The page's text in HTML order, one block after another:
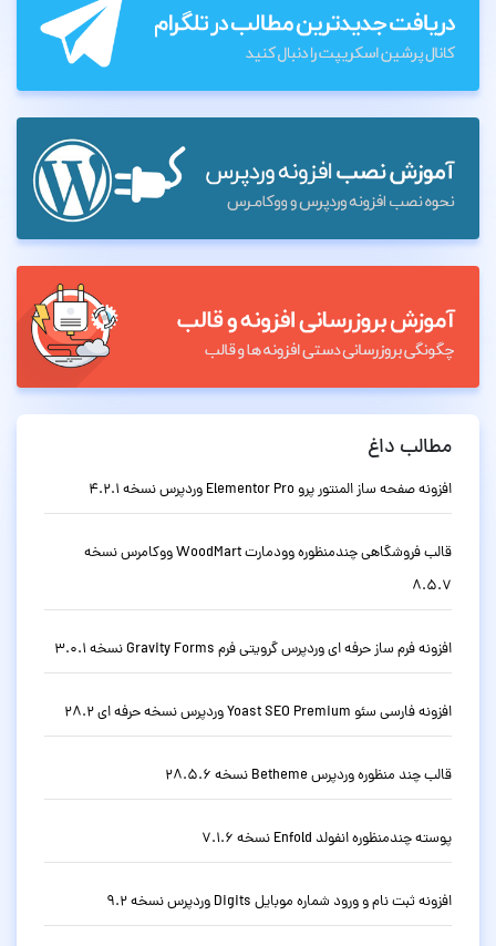
مطالب داغ
افزونه صفحه ساز المنتور پرو Elementor Pro وردپرس نسخه 4.2.1
قالب فروشگاهی چندمنظوره وودمارت WoodMart ووکامرس نسخه
8.5.7
افزونه فرم ساز حرفه ای وردپرس گرویتی فرم Gravity Forms نسخه 3.0.1
افزونه فارسی سئو Yoast SEO Premium وردپرس نسخه حرفه ای 28.2
قالب چند منظوره وردپرس Betheme نسخه 28.5.6
پوسته چندمنظوره انفولد Enfold نسخه 7.1.6
افزونه ثبت نام و ورود شماره موبایل Digits وردپرس نسخه 9.2